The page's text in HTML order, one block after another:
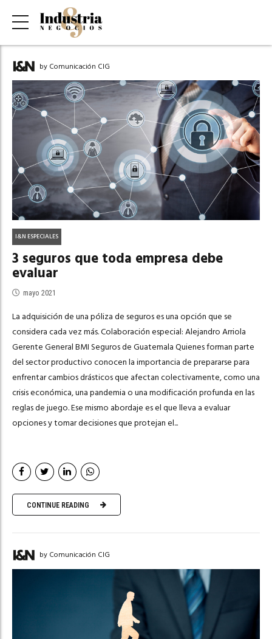
by Comunicación CIG
I&N ESPECIALES
3 seguros que toda empresa debe
evaluar
mayo 2021
La adquisición de una póliza de seguros es una opción que se
considera cada vez más. Colaboración especial: Alejandro Arriola
Gerente General BMI Seguros de Guatemala Quienes forman parte
del sector productivo conocen la importancia de prepararse para
enfrentar cambios drásticos que afectan colectivamente, como una
crisis económica, una pandemia o una modificación profunda en las
reglas de juego. Ese mismo abordaje es el que lleva a evaluar
opciones y tomar decisiones que protejan el...
CONTINUE READING
by Comunicación CIG